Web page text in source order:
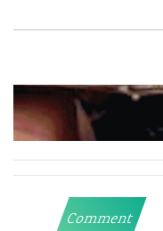
Comment